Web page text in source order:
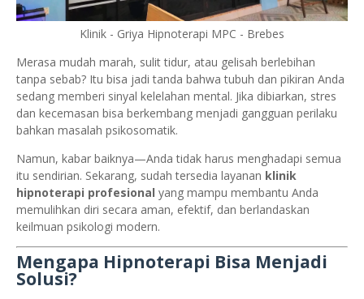
Klinik - Griya Hipnoterapi MPC - Brebes
Merasa mudah marah, sulit tidur, atau gelisah berlebihan
tanpa sebab? Itu bisa jadi tanda bahwa tubuh dan pikiran Anda
sedang memberi sinyal kelelahan mental. Jika dibiarkan, stres
dan kecemasan bisa berkembang menjadi gangguan perilaku
bahkan masalah psikosomatik.
Namun, kabar baiknya—Anda tidak harus menghadapi semua
itu sendirian. Sekarang, sudah tersedia layanan klinik
hipnoterapi profesional yang mampu membantu Anda
memulihkan diri secara aman, efektif, dan berlandaskan
keilmuan psikologi modern.
Mengapa Hipnoterapi Bisa Menjadi
Solusi?